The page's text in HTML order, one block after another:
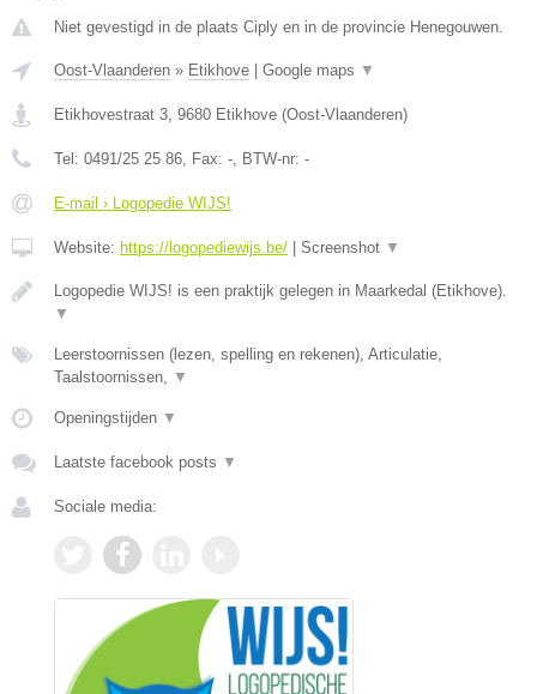
Niet gevestigd in de plaats Ciply en in de provincie Henegouwen.
Oost-Vlaanderen » Etikhove Google maps ▼
Etikhovestraat 3, 9680 Etikhove (Oost-Vlaanderen)
Tel: 0491/25 25 86, Fax: -, BTW-nr: -
E-mail › Logopedie WIJS!
Website: https://logopediewijs.be/ Screenshot ▼
Logopedie WIJS! is een praktijk gelegen in Maarkedal (Etikhove).
▼
Leerstoornissen (lezen, spelling en rekenen), Articulatie,
Taalstoornissen, ▼
Openingstijden ▼
Laatste facebook posts ▼
Sociale media: